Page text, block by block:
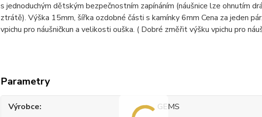
s jednoduchým dětským bezpečnostním zapínáním (náušnice lze ohnutím
ztrátě). Výška 15mm, šířka ozdobné části s kamínky 6mm Cena za jeden
vpichu pro náušničkun a velikosti ouška. ( Dobré změřit výšku vpichu pro
Parametry
Výrobce
GEMS